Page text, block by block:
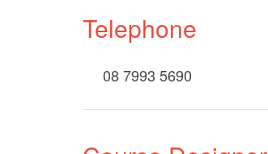
Telephone
08 7993 5690